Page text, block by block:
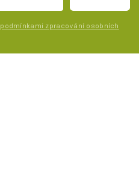
podmínkami zpracování osobních